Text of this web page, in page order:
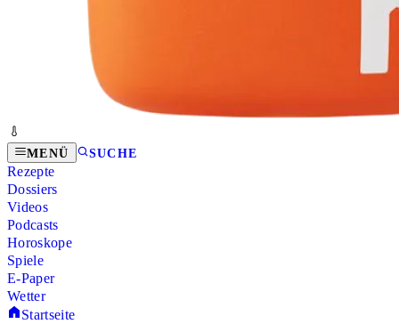
MENÜ SUCHE
Rezepte
Dossiers
Videos
Podcasts
Horoskope
Spiele
E-Paper
Wetter
Startseite